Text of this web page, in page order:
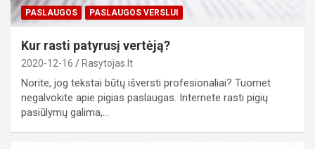
PASLAUGOS PASLAUGOS VERSLUI
Kur rasti patyrusį vertėją?
2020-12-16 Rasytojas.lt
Norite, jog tekstai būtų išversti profesionaliai? Tuomet
negalvokite apie pigias paslaugas. Internete rasti pigių
pasiūlymų galima,…